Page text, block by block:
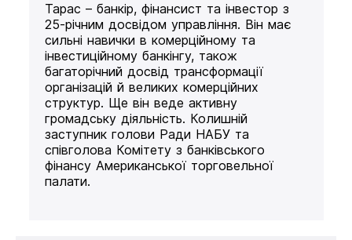
Тарас – банкір, фінансист та інвестор з
25-річним досвідом управління. Він має
сильні навички в комерційному та
інвестиційному банкінгу, також
багаторічний досвід трансформації
організацій й великих комерційних
структур. Ще він веде активну
громадську діяльність. Колишній
заступник голови Ради НАБУ та
співголова Комітету з банківського
фінансу Американської торговельної
палати.